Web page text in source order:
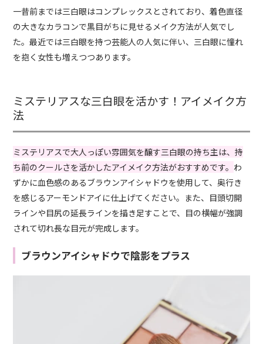
一昔前までは三白眼はコンプレックスとされており、着色直径
の大きなカラコンで黒目がちに見せるメイク方法が人気でし
た。最近では三白眼を持つ芸能人の人気に伴い、三白眼に憧れ
を抱く女性も増えつつあります。
ミステリアスな三白眼を活かす！アイメイク方
法
ミステリアスで大人っぽい雰囲気を醸す三白眼の持ち主は、持
ち前のクールさを活かしたアイメイク方法がおすすめです。 わ
ずかに血色感のあるブラウンアイシャドウを使用して、奥行き
を感じるアーモンドアイに仕上げてください。また、目頭切開
ラインや目尻の延長ラインを描き足すことで、目の横幅が強調
されて切れ長な目元が完成します。
ブラウンアイシャドウで陰影をプラス